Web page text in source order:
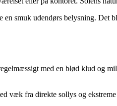
smuk udendørs belysning. Det
med en blød klud og
væk fra direkte sollys og ekstreme